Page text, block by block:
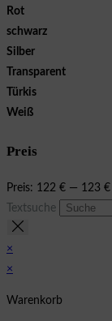
Rot
schwarz
Silber
Transparent
Türkis
Weiß
Preis
Preis: 122 € — 123 €
Textsuche
×
×
Warenkorb